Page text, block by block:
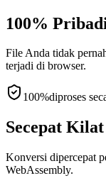
100%
File Anda tidak
terjadi di browser.
100%diproses
Secepat Kilat
Konversi dipercepat
WebAssembly.